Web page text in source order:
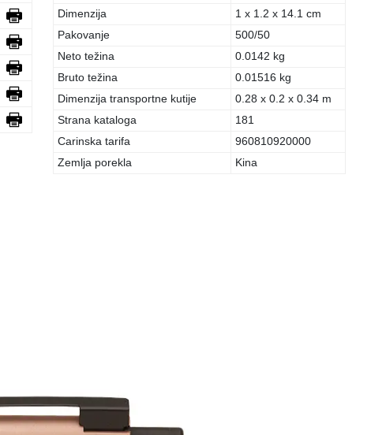
Dimenzija
1 x 1.2 x 14.1 cm
Pakovanje
500/50
Neto težina
0.0142 kg
Bruto težina
0.01516 kg
Dimenzija transportne kutije
0.28 x 0.2 x 0.34 m
Strana kataloga
181
Carinska tarifa
960810920000
Zemlja porekla
Kina